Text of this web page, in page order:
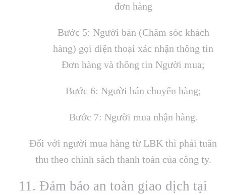
đơn hàng
Bước 5: Người bán (Chăm sóc khách
hàng) gọi điện thoại xác nhận thông tin
Đơn hàng và thông tin Người mua;
Bước 6: Người bán chuyển hàng;
Bước 7: Người mua nhận hàng.
Đối với người mua hàng từ LBK thì phải tuân
thu theo chính sách thanh toán của công ty.
11. Đảm bảo an toàn giao dịch tại